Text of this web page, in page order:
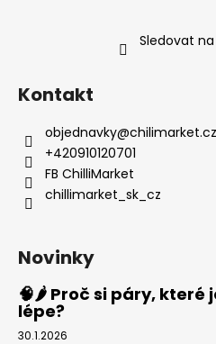
Sledovat
Kontakt
objednavky@chilimarket.cz
+420910120701
FB ChilliMarket
chillimarket_sk_cz
Novinky
🧠🌶️ Proč si páry,
lépe?
30.1.2026